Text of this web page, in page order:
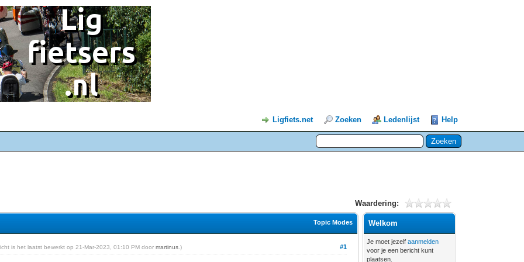
Ligfiets.net Zoeken Ledenlijst Help
Waardering:
Topic Modes
#1
is het laatst bewerkt op 21-Mar-2023, 01:10 PM doormartinus .)
Welkom
Je moet jezelfaanmelden
voor je een bericht kunt
plaatsen.